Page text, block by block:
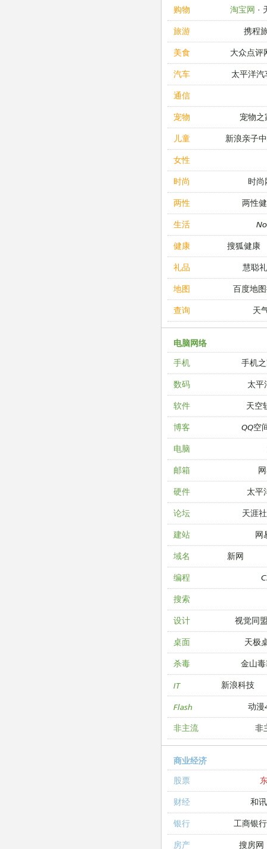
购物
淘宝网 ·
旅游 携程
美食 大众点评
汽车 太平洋汽
通信
宠物 宠物之
儿童 新浪亲子
女性
时尚 时尚
两性 两性
生活
健康 搜狐健康
礼品 慧聪
地图 百度地
查询 天
电脑网络
手机
手机
数码 太平
软件 天空
博客 QQ空
电脑
邮箱
硬件 太平
论坛 天涯
建站 网
域名 新网
编程
搜索
设计 视觉同
桌面 天极
杀毒 金山
IT 新浪科技
Flash 动漫
非主流 非
商业经济
股票
财经 和
银行 工商银行
房产 搜房网